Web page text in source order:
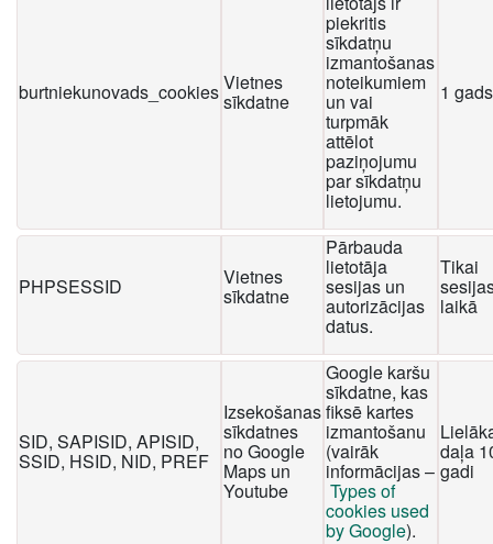
burtniekunovads_cookiesVietnes
sīkdatne
piekritis
sīkdatņu
izmantošanas
noteikumiem
un vai
turpmāk
attēlot
paziņojumu
par sīkdatņu
lietojumu.
1 gads
PHPSESSID Vietnes
sīkdatne
Pārbauda
lietotāja
sesijas un
autorizācijas
datus.
Tikai
laikā
SID, SAPISID, APISID,
SSID, HSID, NID, PREF
Izsekošanas
sīkdatnes
no Google
Maps un
Youtube
Google karšu
sīkdatne, kas
fiksē kartes
izmantošanu
(vairāk
informācijas –
Types of
cookies used
by Google).
daļa
gadi